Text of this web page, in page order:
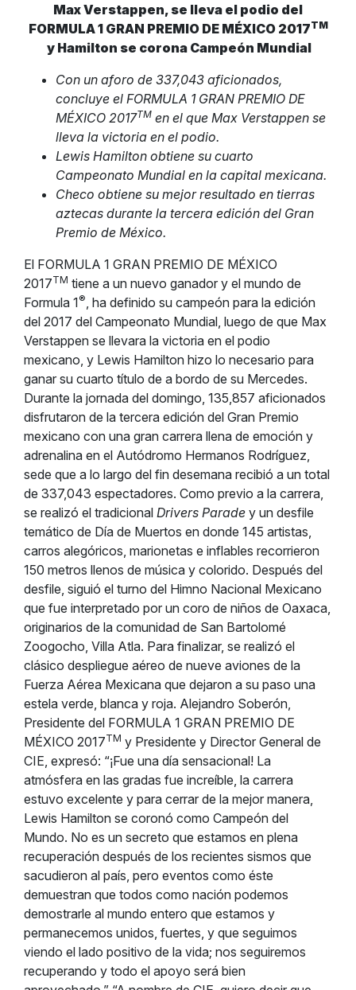
Max Verstappen, se lleva el podio del
FORMULA 1 GRAN PREMIO DE MÉXICO 2017TM
y Hamilton se corona Campeón Mundial
Con un aforo de 337,043 aficionados,
concluye el FORMULA 1 GRAN PREMIO DE
MÉXICO 2017TM en el que Max Verstappen se
lleva la victoria en el podio.
Lewis Hamilton obtiene su cuarto
Campeonato Mundial en la capital mexicana.
Checo obtiene su mejor resultado en tierras
aztecas durante la tercera edición del Gran
Premio de México.
El FORMULA 1 GRAN PREMIO DE MÉXICO
2017TM tiene a un nuevo ganador y el mundo de
Formula 1®, ha definido su campeón para la edición
del 2017 del Campeonato Mundial, luego de que Max
Verstappen se llevara la victoria en el podio
mexicano, y Lewis Hamilton hizo lo necesario para
ganar su cuarto título de a bordo de su Mercedes.
Durante la jornada del domingo, 135,857 aficionados
disfrutaron de la tercera edición del Gran Premio
mexicano con una gran carrera llena de emoción y
adrenalina en el Autódromo Hermanos Rodríguez,
sede que a lo largo del fin desemana recibió a un total
de 337,043 espectadores. Como previo a la carrera,
se realizó el tradicional Drivers Parade y un desfile
temático de Día de Muertos en donde 145 artistas,
carros alegóricos, marionetas e inflables recorrieron
150 metros llenos de música y colorido. Después del
desfile, siguió el turno del Himno Nacional Mexicano
que fue interpretado por un coro de niños de Oaxaca,
originarios de la comunidad de San Bartolomé
Zoogocho, Villa Atla. Para finalizar, se realizó el
clásico despliegue aéreo de nueve aviones de la
Fuerza Aérea Mexicana que dejaron a su paso una
estela verde, blanca y roja. Alejandro Soberón,
Presidente del FORMULA 1 GRAN PREMIO DE
MÉXICO 2017TM y Presidente y Director General de
CIE, expresó: “¡Fue una día sensacional! La
atmósfera en las gradas fue increíble, la carrera
estuvo excelente y para cerrar de la mejor manera,
Lewis Hamilton se coronó como Campeón del
Mundo. No es un secreto que estamos en plena
recuperación después de los recientes sismos que
sacudieron al país, pero eventos como éste
demuestran que todos como nación podemos
demostrarle al mundo entero que estamos y
permanecemos unidos, fuertes, y que seguimos
viendo el lado positivo de la vida; nos seguiremos
recuperando y todo el apoyo será bien